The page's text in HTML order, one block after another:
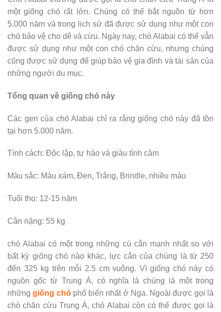
một giống chó rất lớn. Chúng có thể bắt nguồn từ hơn
5.000 năm và trong lịch sử đã được sử dụng như một con
chó bảo vệ cho dê và cừu. Ngày nay, chó Alabai có thể vẫn
được sử dụng như một con chó chăn cừu, nhưng chúng
cũng được sử dụng để giúp bảo vệ gia đình và tài sản của
những người du mục.
Tổng quan về giống chó này
Các gen của chó Alabai chỉ ra rằng giống chó này đã tồn
tại hơn 5.000 năm.
Tính cách: Độc lập, tự hào và giàu tình cảm
Màu sắc: Màu xám, Đen, Trắng, Brindle, nhiều màu
Tuổi thọ: 12-15 năm
Cân nặng: 55 kg
chó Alabai có một trong những cú cắn mạnh nhất so với
bất kỳ giống chó nào khác, lực cắn của chúng là từ 250
đến 325 kg trên mỗi 2.5 cm vuông. Vì giống chó này có
nguồn gốc từ Trung Á, có nghĩa là chúng là một trong
nhữnggiống chóphổ biến nhất ở Nga. Ngoài được gọi là
chó chăn cừu Trung Á, chó Alabai còn có thể được gọi là